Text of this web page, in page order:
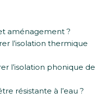
aménagement ?
l’isolation thermique
l’isolation phonique de
résistante à l’eau ?